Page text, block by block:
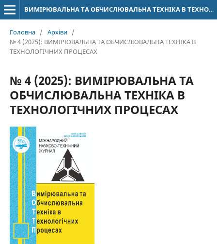
ВИМІРЮВАЛЬНА ТА ОБЧИСЛЮВАЛЬНА ТЕХНІКА В ТЕХНОЛОГІЧНИХ ПРОЦЕСАХ
Головна / Архіви /
№ 4 (2025): ВИМІРЮВАЛЬНА ТА ОБЧИСЛЮВАЛЬНА ТЕХНІКА В
ТЕХНОЛОГІЧНИХ ПРОЦЕСАХ
№ 4 (2025): ВИМІРЮВАЛЬНА ТА
ОБЧИСЛЮВАЛЬНА ТЕХНІКА В
ТЕХНОЛОГІЧНИХ ПРОЦЕСАХ